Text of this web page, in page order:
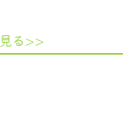
る>>